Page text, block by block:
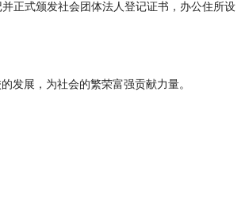
正式颁发社会团体法人登记证书 ， 办公住所设
发展，为社会的繁荣富强贡献力量。